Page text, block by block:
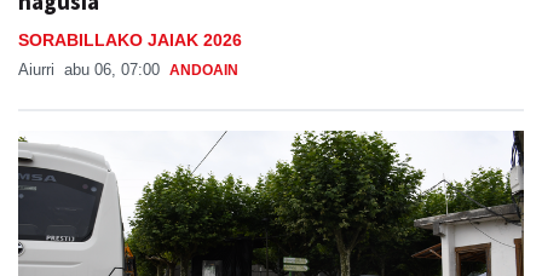
SORABILLAKO JAIAK 2026
Aiurri abu 06, 07:00 ANDOAIN